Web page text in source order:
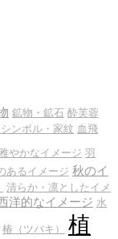
鉱物・鉱石 酔芙蓉
ンボル・家紋 血飛
やかなイメージ 羽
あるイメージ 秋のイ
清らか・凛としたイメ
洋的なイメージ 水
椿（ツバキ）
植